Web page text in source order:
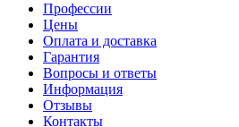
Профессии
Цены
Оплата и доставка
Гарантия
Вопросы и ответы
Информация
Отзывы
Контакты